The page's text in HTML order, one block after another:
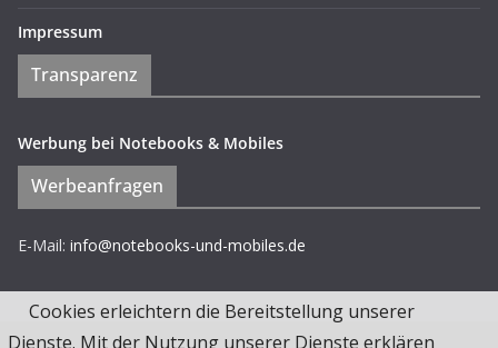
Impressum
Transparenz
Werbung bei Notebooks & Mobiles
Werbeanfragen
E-Mail: info@notebooks-und-mobiles.de
Cookies erleichtern die Bereitstellung unserer
Dienste. Mit der Nutzung unserer Dienste erklären